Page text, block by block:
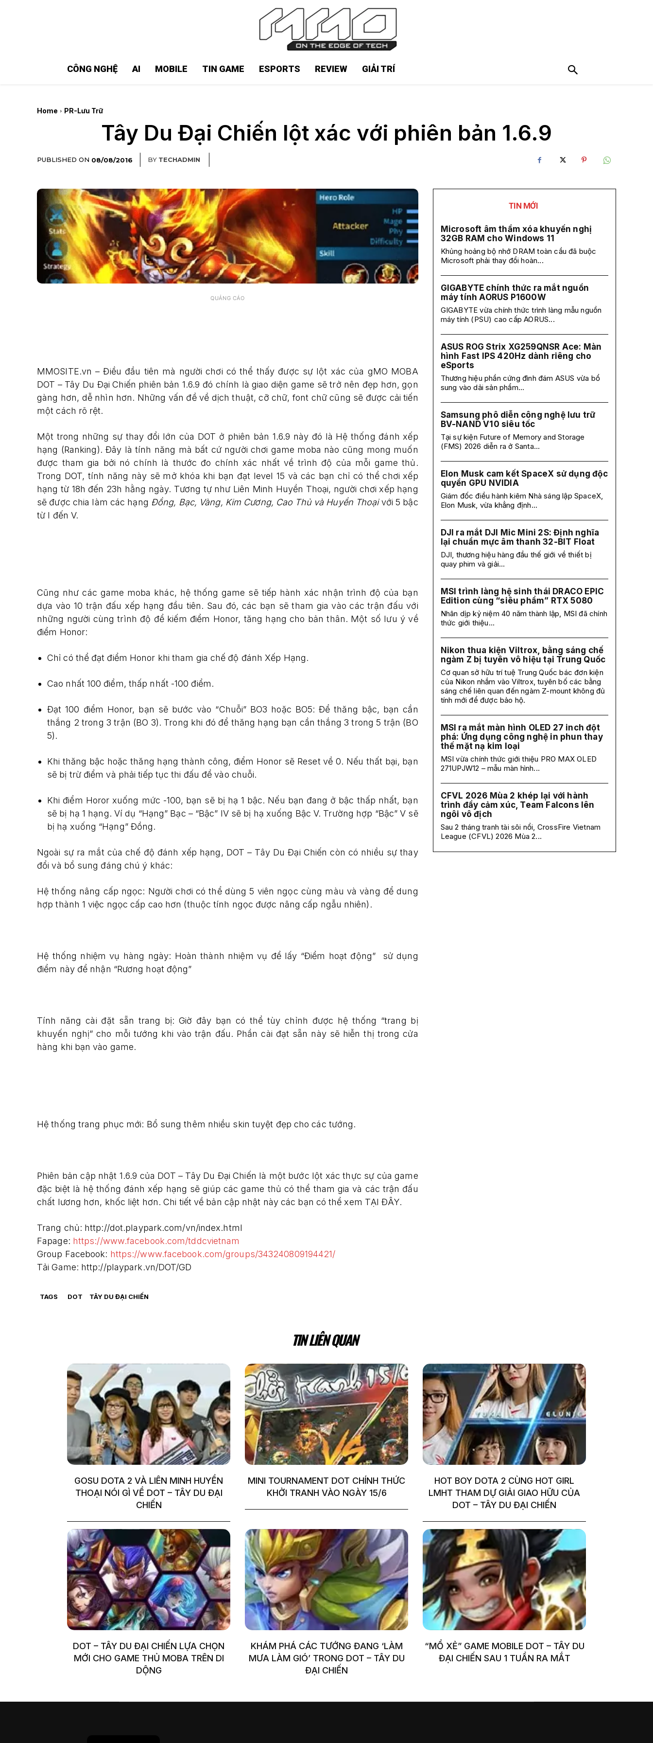
CÔNG NGHỆ AI MOBILE TIN GAME ESPORTS REVIEW GIẢI TRÍ
Home PR-Lưu Trữ
Tây Du Đại Chiến lột xác với phiên bản 1.6.9
PUBLISHED ON 08/08/2016 BY TECHADMIN
QUẢNG CÁO
MMOSITE.vn – Điều đầu tiên mà người chơi có thể thấy được sự lột xác của gMO MOBA
DOT – Tây Du Đại Chiến phiên bản 1.6.9 đó chính là giao diện game sẽ trở nên đẹp hơn, gọn
gàng hơn, dễ nhìn hơn. Những vấn đề về dịch thuật, cỡ chữ, font chữ cũng sẽ được cải tiến
một cách rõ rệt.
Một trong những sự thay đổi lớn của DOT ở phiên bản 1.6.9 này đó là Hệ thống đánh xếp
hạng (Ranking). Đây là tính năng mà bất cứ người chơi game moba nào cũng mong muốn
được tham gia bởi nó chính là thước đo chính xác nhất về trình độ của mỗi game thủ.
Trong DOT, tính năng này sẽ mở khóa khi bạn đạt level 15 và các bạn chỉ có thể chơi xếp
hạng từ 18h đến 23h hằng ngày. Tương tự như Liên Minh Huyền Thoại, người chơi xếp hạng
sẽ được chia làm các hạng Đồng, Bạc, Vàng, Kim Cương, Cao Thủ và Huyền Thoạivới 5 bậc
từ I đến V.
Cũng như các game moba khác, hệ thống game sẽ tiếp hành xác nhận trình độ của bạn
dựa vào 10 trận đấu xếp hạng đầu tiên. Sau đó, các bạn sẽ tham gia vào các trận đấu với
những người cùng trình độ để kiếm điểm Honor, tăng hạng cho bản thân. Một số lưu ý về
điểm Honor:
Chỉ có thể đạt điểm Honor khi tham gia chế độ đánh Xếp Hạng.
Cao nhất 100 điểm, thấp nhất -100 điểm.
Đạt 100 điểm Honor, bạn sẽ bước vào “Chuỗi” BO3 hoặc BO5: Để thăng bậc, bạn cần
thắng 2 trong 3 trận (BO 3). Trong khi đó để thăng hạng bạn cần thắng 3 trong 5 trận (BO
5).
Khi thăng bậc hoặc thăng hạng thành công, điểm Honor sẽ Reset về 0. Nếu thất bại, bạn
sẽ bị trừ điểm và phải tiếp tục thi đấu để vào chuỗi.
Khi điểm Horor xuống mức -100, bạn sẽ bị hạ 1 bậc. Nếu bạn đang ở bậc thấp nhất, bạn
sẽ bị hạ 1 hạng. Ví dụ “Hạng” Bạc – “Bậc” IV sẽ bị hạ xuống Bậc V. Trường hợp “Bậc” V sẽ
bị hạ xuống “Hạng” Đồng.
Ngoài sự ra mắt của chế độ đánh xếp hạng, DOT – Tây Du Đại Chiến còn có nhiều sự thay
đổi và bổ sung đáng chú ý khác:
Hệ thống nâng cấp ngọc: Người chơi có thể dùng 5 viên ngọc cùng màu và vàng để dung
hợp thành 1 việc ngọc cấp cao hơn (thuộc tính ngọc được nâng cấp ngẫu nhiên).
Hệ thống nhiệm vụ hàng ngày: Hoàn thành nhiệm vụ để lấy “Điểm hoạt động” sử dụng
điểm này để nhận “Rương hoạt động”
Tính năng cài đặt sẵn trang bị: Giờ đây bạn có thể tùy chỉnh được hệ thống “trang bị
khuyến nghị” cho mỗi tướng khi vào trận đấu. Phần cài đạt sẵn này sẽ hiễn thị trong cửa
hàng khi bạn vào game.
Hệ thống trang phục mới: Bổ sung thêm nhiều skin tuyệt đẹp cho các tướng.
Phiên bản cập nhật 1.6.9 của DOT – Tây Du Đại Chiến là một bước lột xác thực sự của game
đặc biệt là hệ thống đánh xếp hạng sẽ giúp các game thủ có thể tham gia và các trận đấu
chất lương hơn, khốc liệt hơn. Chi tiết về bản cập nhật này các bạn có thể xem TẠI ĐÂY.
Trang chủ: http://dot.playpark.com/vn/index.html
Fapage: https://www.facebook.com/tddcvietnam
Group Facebook: https://www.facebook.com/groups/343240809194421/
Tải Game: http://playpark.vn/DOT/GD
TAGS DOT TÂY DU ĐẠI CHIẾN
TIN MỚI
Microsoft âm thầm xóa khuyến nghị
32GB RAM cho Windows 11
Khủng hoảng bộ nhớ DRAM toàn cầu đã buộc
Microsoft phải thay đổi hoàn...
GIGABYTE chính thức ra mắt nguồn
máy tính AORUS P1600W
GIGABYTE vừa chính thức trình làng mẫu nguồn
máy tính (PSU) cao cấp AORUS...
ASUS ROG Strix XG259QNSR Ace: Màn
hình Fast IPS 420Hz dành riêng cho
eSports
Thương hiệu phần cứng đình đám ASUS vừa bổ
sung vào dải sản phẩm...
Samsung phô diễn công nghệ lưu trữ
BV-NAND V10 siêu tốc
Tại sự kiện Future of Memory and Storage
(FMS) 2026 diễn ra ở Santa...
Elon Musk cam kết SpaceX sử dụng độc
quyền GPU NVIDIA
Giám đốc điều hành kiêm Nhà sáng lập SpaceX,
Elon Musk, vừa khẳng định...
DJI ra mắt DJI Mic Mini 2S: Định nghĩa
lại chuẩn mực âm thanh 32-BIT Float
DJI, thương hiệu hàng đầu thế giới về thiết bị
quay phim và giải...
MSI trình làng hệ sinh thái DRACO EPIC
Edition cùng “siêu phẩm” RTX 5080
Nhân dịp kỷ niệm 40 năm thành lập, MSI đã chính
thức giới thiệu...
Nikon thua kiện Viltrox, bằng sáng chế
ngàm Z bị tuyên vô hiệu tại Trung Quốc
Cơ quan sở hữu trí tuệ Trung Quốc bác đơn kiện
của Nikon nhắm vào Viltrox, tuyên bố các bằng
sáng chế liên quan đến ngàm Z-mount không đủ
tính mới để được bảo hộ.
MSI ra mắt màn hình OLED 27 inch đột
phá: Ứng dụng công nghệ in phun thay
thế mặt nạ kim loại
MSI vừa chính thức giới thiệu PRO MAX OLED
271UPJW12 – mẫu màn hình...
CFVL 2026 Mùa 2 khép lại với hành
trình đầy cảm xúc, Team Falcons lên
ngôi vô địch
Sau 2 tháng tranh tài sôi nổi, CrossFire Vietnam
League (CFVL) 2026 Mùa 2...
TIN LIÊN QUAN
GOSU DOTA 2 VÀ LIÊN MINH HUYỀN
THOẠI NÓI GÌ VỀ DOT – TÂY DU ĐẠI
CHIẾN
MINI TOURNAMENT DOT CHÍNH THỨC
KHỞI TRANH VÀO NGÀY 15/6
HOT BOY DOTA 2 CÙNG HOT GIRL
LMHT THAM DỰ GIẢI GIAO HỮU CỦA
DOT – TÂY DU ĐẠI CHIẾN
DOT – TÂY DU ĐẠI CHIẾN LỰA CHỌN
MỚI CHO GAME THỦ MOBA TRÊN DI
DỘNG
KHÁM PHÁ CÁC TƯỚNG ĐANG ‘LÀM
MƯA LÀM GIÓ’ TRONG DOT – TÂY DU
ĐẠI CHIẾN
“MỔ XẺ” GAME MOBILE DOT – TÂY DU
ĐẠI CHIẾN SAU 1 TUẦN RA MẮT